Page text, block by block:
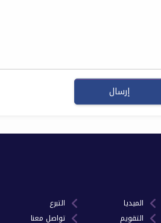
الميديا
التقويم
التبرع
تواصل معنا